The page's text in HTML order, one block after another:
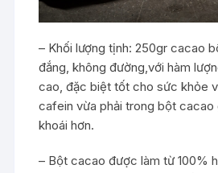
– Khối lượng tịnh: 250gr cacao
đắng, không đường,với hàm
cao, đặc biệt tốt cho sức khỏe
cafein vừa phải trong bột cacao
khoái hơn.
– Bột cacao được làm từ 100%